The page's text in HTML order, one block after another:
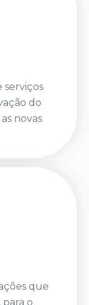
serviços
do
novas
que
para o